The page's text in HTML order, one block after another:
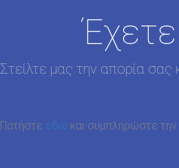
Έχετε
Στείλτε μας την απορία
Πατήστε εδώ και συμπληρώστε